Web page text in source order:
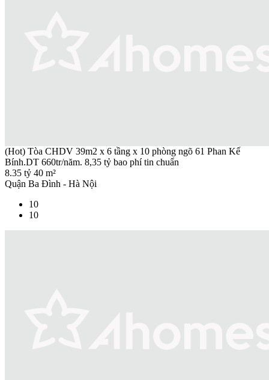
(Hot) Tòa CHDV 39m2 x 6 tầng x 10 phòng ngõ 61 Phan Kế
Bính.DT 660tr/năm. 8,35 tỷ bao phí tin chuẩn
8.35 tỷ 40 m²
Quận Ba Đình - Hà Nội
10
10